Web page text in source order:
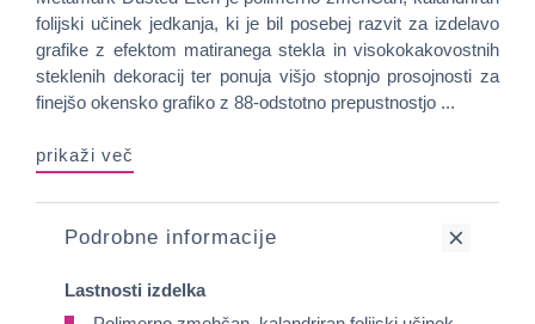
folijski učinek jedkanja, ki je bil posebej razvit za izdelavo
grafike z efektom matiranega stekla in visokokakovostnih
steklenih dekoracij ter ponuja višjo stopnjo prosojnosti za
finejšo okensko grafiko z 88-odstotno prepustnostjo ...
prikaži več
Podrobne informacije
Lastnosti izdelka